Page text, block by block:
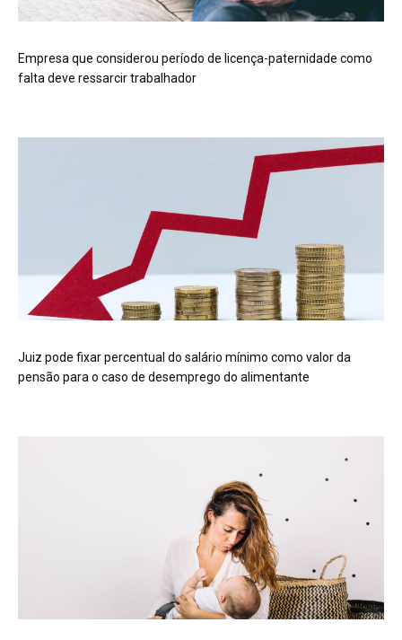
Empresa que considerou período de licença-paternidade como
falta deve ressarcir trabalhador
Juiz pode fixar percentual do salário mínimo como valor da
pensão para o caso de desemprego do alimentante